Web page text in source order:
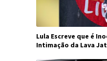
Lula Escreve que é
Intimação da Lava